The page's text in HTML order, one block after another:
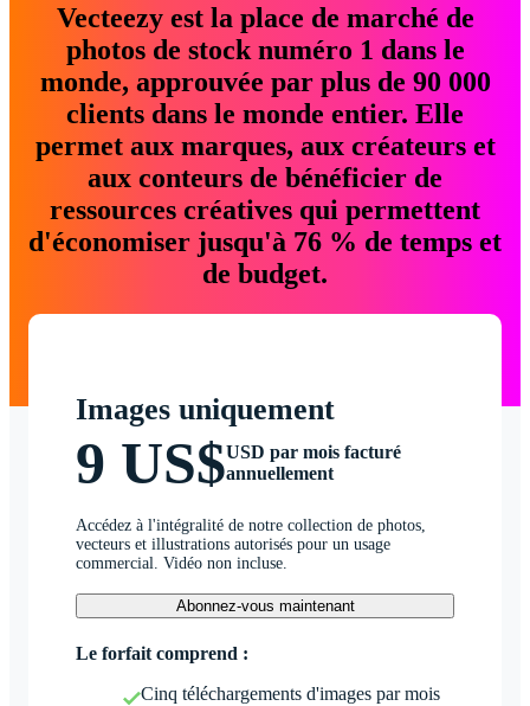
Vecteezy est la place de marché de
photos de stock numéro 1 dans le
monde, approuvée par plus de 90 000
clients dans le monde entier. Elle
permet aux marques, aux créateurs et
aux conteurs de bénéficier de
ressources créatives qui permettent
d'économiser jusqu'à 76 % de temps et
de budget.
Images uniquement
9 US$USD par mois facturé
annuellement
Accédez à l'intégralité de notre collection de photos,
vecteurs et illustrations autorisés pour un usage
commercial. Vidéo non incluse.
Abonnez-vous maintenant
Le forfait comprend :
Cinq téléchargements d'images par mois